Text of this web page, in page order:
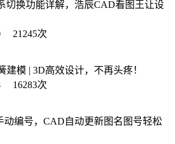
切换功能详解，浩辰CAD看图王让设
21245次
建模 | 3D高效设计，不再头疼！
16283次
动编号，CAD自动更新图名图号轻松